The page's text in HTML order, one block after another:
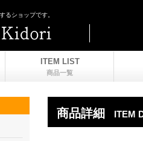
ショップです。
商品詳細 ITEM
ITEM LIST
商品一覧